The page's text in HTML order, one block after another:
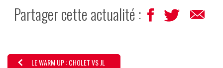
Partager cette actualité :
LE WARM UP : CHOLET VS JL